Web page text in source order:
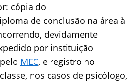
cópia do
de conclusão na área à
devidamente
por instituição
MEC, e registro no
nos casos de psicólogo,